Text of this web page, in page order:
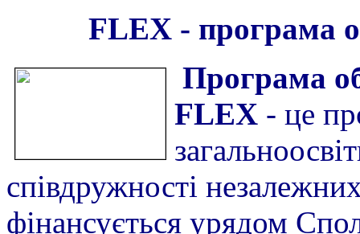
FLEX - програма
Програма
FLEX - це
співдружності
фінансується урядом